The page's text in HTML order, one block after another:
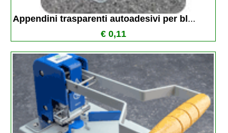
Appendini trasparenti autoadesivi per bl ...
€ 0,11